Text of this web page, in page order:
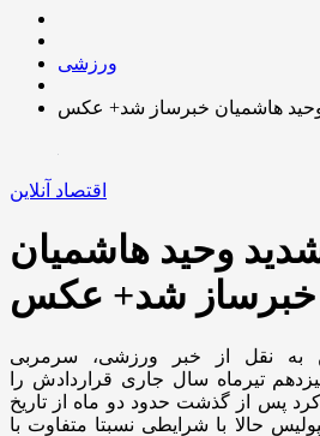
ورزشی
هاشمیان خبرساز شد+ عکس
اقتصاد آنلاین
وحید هاشمیان
خبرساز شد+ عکس
به نقل از خبر ورزشی، سرمربی
تیرماه سال جاری قراردادش را
کرد پس از گذشت حدود دو ماه از تاریخ
حالا با شرایطی نسبتا متفاوت با